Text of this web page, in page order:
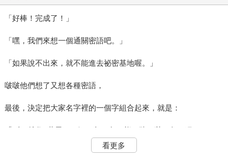
「好棒！完成了！」
「嘿，我們來想一個通關密語吧。」
「如果說不出來，就不能進去祕密基地喔。」
啵啵他們想了又想各種密語，
最後，決定把大家名字裡的一個字組合起來，就是：
「2鳥5雄住8巷里」（鱷、鳥、兔、熊、豬、啵、象、狸）。
「我……會忘記，所以我寫下來喔。」
看更多